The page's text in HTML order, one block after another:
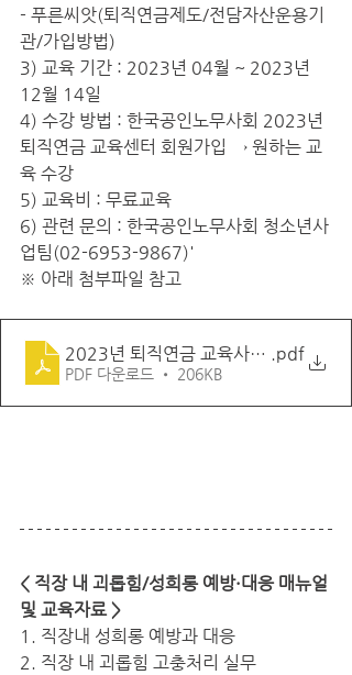
- 푸른씨앗(퇴직연금제도/전담자산운용기
관/가입방법)
3) 교육 기간 : 2023년 04월 ~ 2023년
12월 14일
4) 수강 방법 : 한국공인노무사회 2023년
퇴직연금 교육센터 회원가입 → 원하는 교
육 수강
5) 교육비 : 무료교육
6) 관련 문의 : 한국공인노무사회 청소년사
업팀(02-6953-9867)'
※ 아래 첨부파일 참고
2023년 퇴직연금 교육사업_온라인 교
.pdf
PDF 다운로드 • 206KB
< 직장 내 괴롭힘/성희롱 예방·대응 매뉴얼
및 교육자료 >
1. 직장내 성희롱 예방과 대응
2. 직장 내 괴롭힘 고충처리 실무